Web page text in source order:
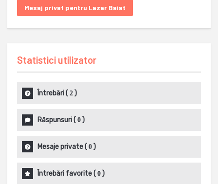
Mesaj privat pentru Lazar Baiat
Statistici utilizator
Întrebări( 2 )
Răspunsuri( 0 )
Mesaje private( 0 )
Întrebări favorite( 0 )